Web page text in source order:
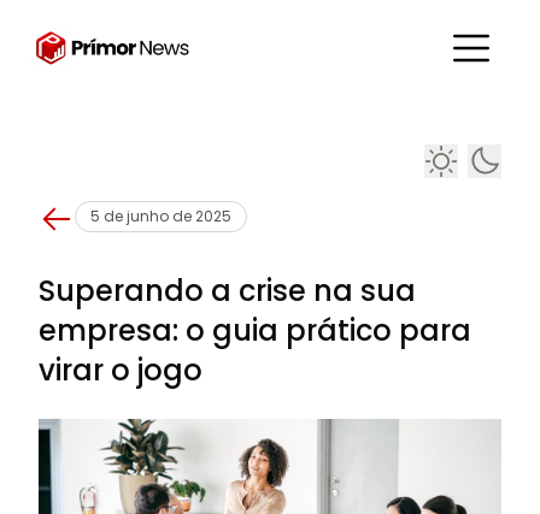
5 de junho de 2025
Superando a crise na sua
empresa: o guia prático para
virar o jogo